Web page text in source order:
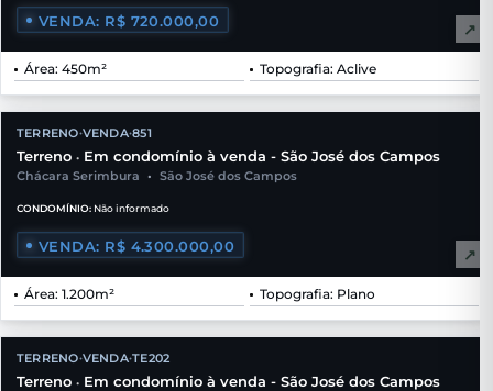
VENDA: R$ 720.000,00 ↗
Área: 450m² Topografia: Aclive
TERRENO•VENDA•851
Terreno • Em condomínio à venda - São José dos Campos
Chácara Serimbura • São José dos Campos
CONDOMÍNIO: Não informado
VENDA: R$ 4.300.000,00 ↗
Área: 1.200m² Topografia: Plano
TERRENO•VENDA•TE202
Terreno • Em condomínio à venda - São José dos Campos